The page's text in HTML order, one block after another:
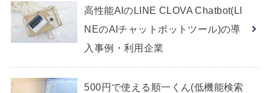
高性能AIのLINE CLOVA Chatbot(LI
NEのAIチャットボットツール)の導
入事例・利用企業
500円で使える順一くん(低機能検索